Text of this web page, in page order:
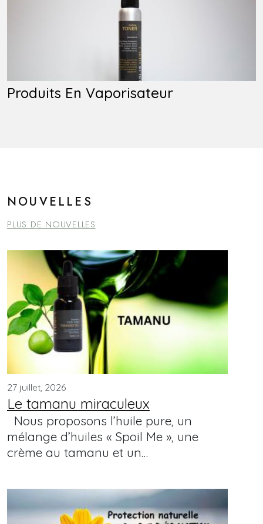
Produits En Vaporisateur
NOUVELLES
PLUS DE NOUVELLES
27 juillet, 2026
Le tamanu miraculeux
Nous proposons l’huile pure, un
mélange d’huiles « Spoil Me », une
crème au tamanu et un…